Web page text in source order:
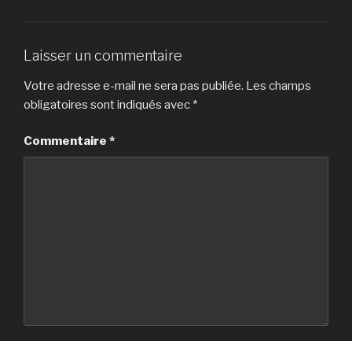
Laisser un commentaire
Votre adresse e-mail ne sera pas publiée. Les champs
obligatoires sont indiqués avec *
Commentaire *